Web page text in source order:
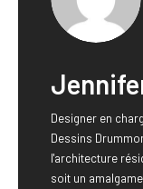
Designer en
Dessins
l'architecture
soit un